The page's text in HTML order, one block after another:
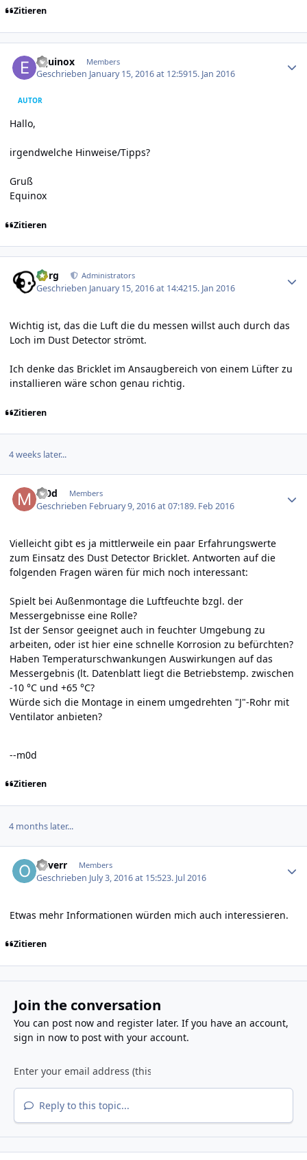
Zitieren
Equinox Members
Geschrieben January 15, 2016 at 12:5915. Jan 2016
AUTOR
Hallo,
irgendwelche Hinweise/Tipps?
Gruß
Equinox
Zitieren
borg Administrators
Geschrieben January 15, 2016 at 14:4215. Jan 2016
Wichtig ist, das die Luft die du messen willst auch durch das
Loch im Dust Detector strömt.
Ich denke das Bricklet im Ansaugbereich von einem Lüfter zu
installieren wäre schon genau richtig.
Zitieren
4 weeks later...
m0d Members
Geschrieben February 9, 2016 at 07:189. Feb 2016
Vielleicht gibt es ja mittlerweile ein paar Erfahrungswerte
zum Einsatz des Dust Detector Bricklet. Antworten auf die
folgenden Fragen wären für mich noch interessant:
Spielt bei Außenmontage die Luftfeuchte bzgl. der
Messergebnisse eine Rolle?
Ist der Sensor geeignet auch in feuchter Umgebung zu
arbeiten, oder ist hier eine schnelle Korrosion zu befürchten?
Haben Temperaturschwankungen Auswirkungen auf das
Messergebnis (lt. Datenblatt liegt die Betriebstemp. zwischen
-10 °C und +65 °C?
Würde sich die Montage in einem umgedrehten "J"-Rohr mit
Ventilator anbieten?
--m0d
Zitieren
4 months later...
oliverr Members
Geschrieben July 3, 2016 at 15:523. Jul 2016
Etwas mehr Informationen würden mich auch interessieren.
Zitieren
Join the conversation
You can post now and register later. If you have an account,
sign in nowto post with your account.
Reply to this topic...